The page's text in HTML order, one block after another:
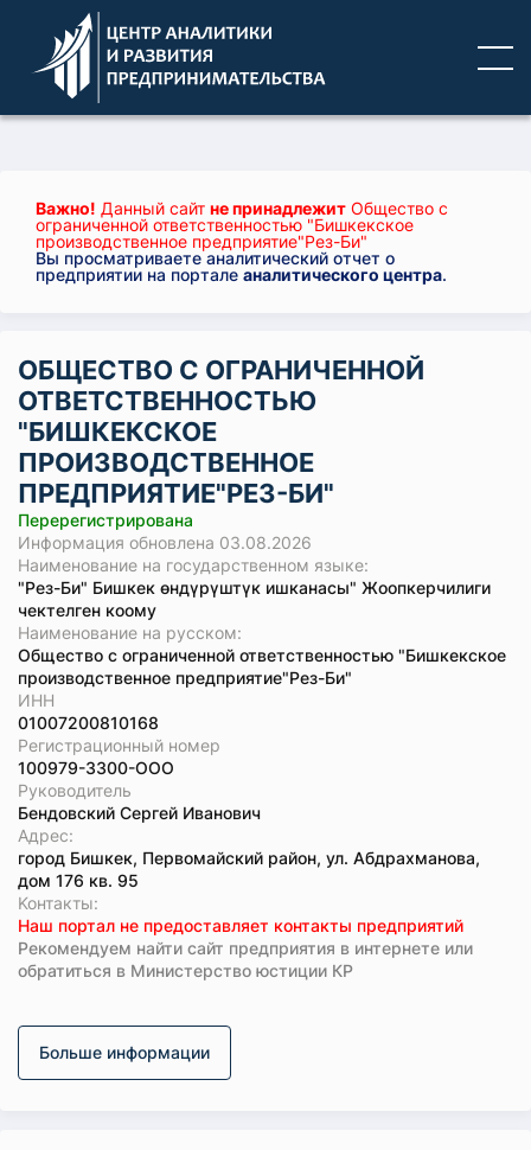
Важно! Данный сайт не принадлежит Общество с
ограниченной ответственностью "Бишкекское
производственное предприятие"Рез-Би"
Вы просматриваете аналитический отчет о
предприятии на портале аналитического центра.
ОБЩЕСТВО С ОГРАНИЧЕННОЙ
ОТВЕТСТВЕННОСТЬЮ
"БИШКЕКСКОЕ
ПРОИЗВОДСТВЕННОЕ
ПРЕДПРИЯТИЕ"РЕЗ-БИ"
Перерегистрирована
Информация обновлена 03.08.2026
Наименование на государственном языке:
"Рез-Би" Бишкек өндүрүштүк ишканасы" Жоопкерчилиги
чектелген коому
Наименование на русском:
Общество с ограниченной ответственностью "Бишкекское
производственное предприятие"Рез-Би"
ИНН
01007200810168
Регистрационный номер
100979-3300-ООО
Руководитель
Бендовский Сергей Иванович
Адрес:
город Бишкек, Первомайский район, ул. Абдрахманова,
дом 176 кв. 95
Koнтaкты:
Наш портал не предоставляет контакты предприятий
Рекомендуем найти сайт предприятия в интернете или
обратиться в Министерство юстиции КР
Больше информации